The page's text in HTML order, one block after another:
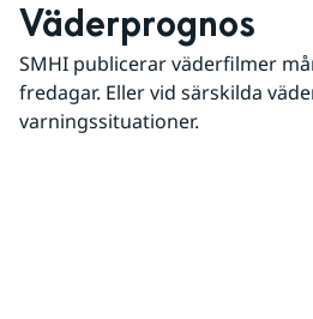
Väderprognos
SMHI publicerar väderfilmer
fredagar. Eller vid särskilda
varningssituationer.